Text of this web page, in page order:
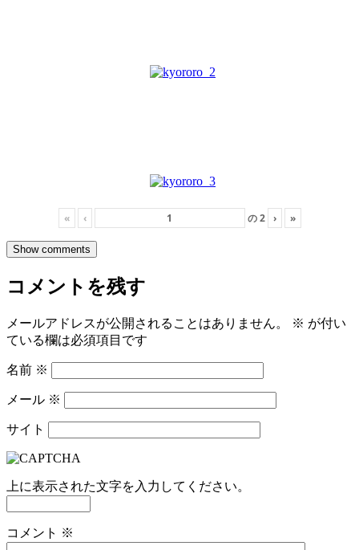
« ‹ の2 › »
Show comments
コメントを残す
メールアドレスが公開されることはありません。 ※ が付い
ている欄は必須項目です
名前 ※
メール ※
サイト
上に表示された文字を入力してください。
コメント ※